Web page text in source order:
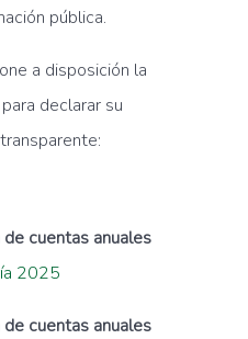
pública.
a disposición la
declarar su
cuentas anuales
2025
cuentas anuales